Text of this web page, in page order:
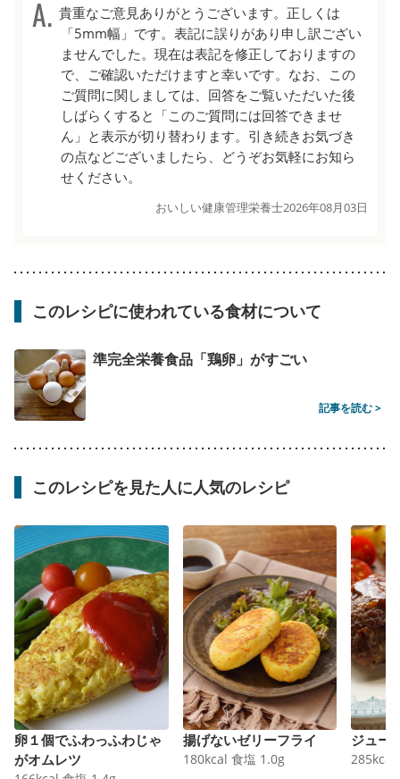
貴重なご意見ありがとうございます。正しくは
「5mm幅」です。表記に誤りがあり申し訳ござい
ませんでした。現在は表記を修正しておりますの
で、ご確認いただけますと幸いです。なお、この
ご質問に関しましては、回答をご覧いただいた後
しばらくすると「このご質問には回答できませ
ん」と表示が切り替わります。引き続きお気づき
の点などございましたら、どうぞお気軽にお知ら
せください。
おいしい健康管理栄養士2026年08月03日
このレシピに使われている食材について
準完全栄養食品「鶏卵」がすごい
記事を読む >
このレシピを見た人に人気のレシピ
卵１個でふわっふわじゃ
がオムレツ
揚げないゼリーフライ
180kcal 食塩 1.0g
ジュー
285kcal